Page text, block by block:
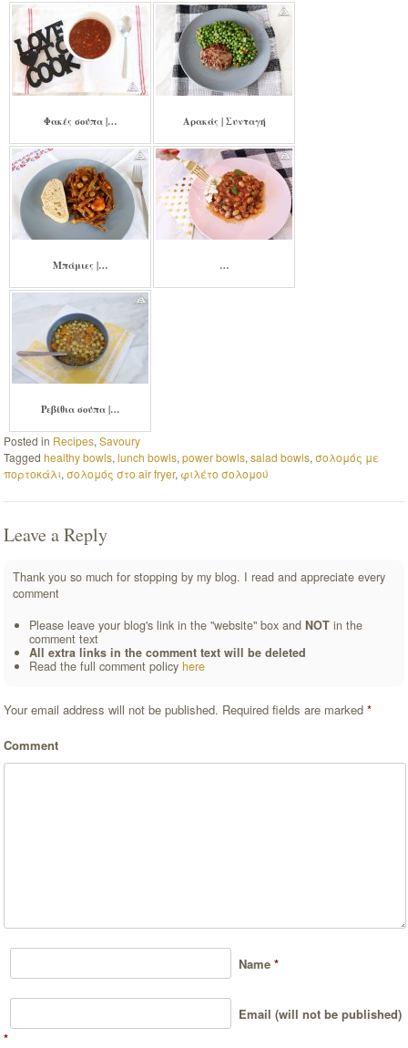
Φακές σούπα |… Αρακάς | Συνταγή
Μπάμιες |… …
Ρεβίθια σούπα |…
Posted in Recipes,Savoury
Taggedhealthy bowls,lunch bowls,power bowls,salad bowls,σολομός με
πορτοκάλι,σολομός στο air fryer, φιλέτο σολομού
Leave a Reply
Thank you so much for stopping by my blog. I read and appreciate every
comment
Please leave your blog's link in the "website" box andNOT in the
comment text
All extra links in the comment text will be deleted
Read the full comment policyhere
Your email address will not be published. Required fields are marked*
Comment
Name*
Email (will not be published)
*